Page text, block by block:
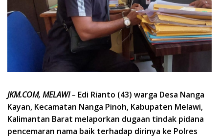
JKM.COM, MELAWI– Edi Rianto (43) warga Desa Nanga
Kayan, Kecamatan Nanga Pinoh, Kabupaten Melawi,
Kalimantan Barat melaporkan dugaan tindak pidana
pencemaran nama baik terhadap dirinya ke Polres